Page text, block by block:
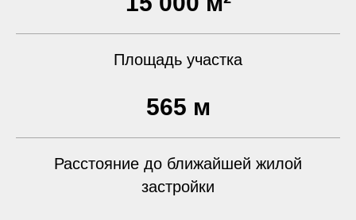
Площадь участка
565 м
Расстояние до ближайшей жилой
застройки